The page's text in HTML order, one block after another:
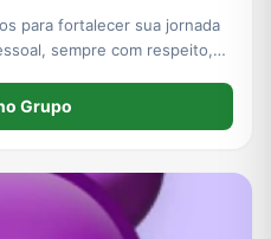
para fortalecer sua jornada
sempre com respeito,
Grupo